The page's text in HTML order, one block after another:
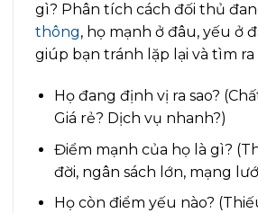
gì? Phân tích cách đối thủ
thông, họ mạnh ở đâu, yếu ở
giúp bạn tránh lặp lại và tìm ra
Họ đang định vị ra sao?
Giá rẻ? Dịch vụ nhanh?)
Điểm mạnh của họ là gì?
đời, ngân sách lớn, mạng
Họ còn điểm yếu nào?